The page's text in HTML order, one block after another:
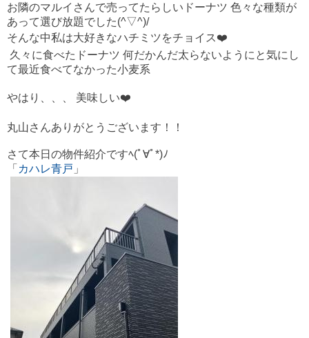
お隣のマルイさんで売ってたらしいドーナツ 色々な種類が
あって選び放題でした(^▽^)/
そんな中私は大好きなハチミツをチョイス❤️
久々に食べたドーナツ 何だかんだ太らないようにと気にし
て最近食べてなかった小麦系
やはり、、、 美味しい❤️
丸山さんありがとうございます！！
さて本日の物件紹介ですﾍ(ﾟ∀ﾟ*)ﾉ
「 カハレ青戸 」